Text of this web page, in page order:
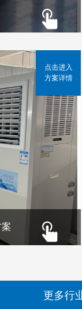
点击进入
方案详情
更多行